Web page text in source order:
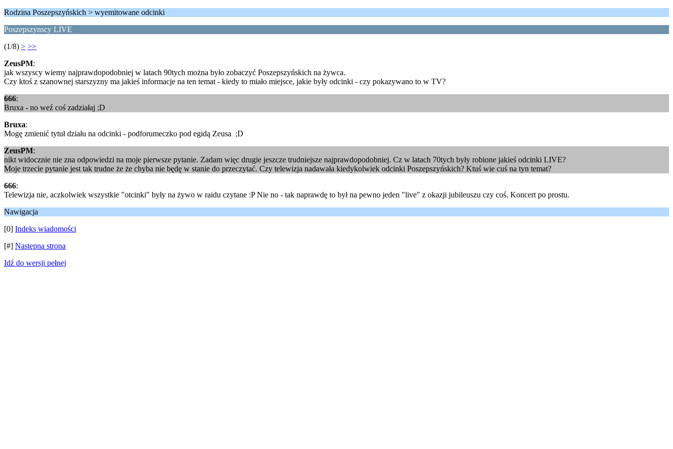
Rodzina Poszepszyńskich > wyemitowane odcinki
Poszepszynscy LIVE
(1/8) > >>
ZeusPM:
jak wszyscy wiemy najprawdopodobniej w latach 90tych można było zobaczyć Poszepszyńskich na żywca.
Czy ktoś z szanownej starszyzny ma jakieś informacje na ten temat - kiedy to miało miejsce, jakie były odcinki - czy pokazywano to w TV?
666:
Bruxa - no weź coś zadziałaj ;D
Bruxa:
Mogę zmienić tytuł działu na odcinki - podforumeczko pod egidą Zeusa ;D
ZeusPM:
nikt widocznie nie zna odpowiedzi na moje pierwsze pytanie. Zadam więc drugie jeszcze trudniejsze najprawdopodobniej. Cz w latach 70tych były robione jakieś odcinki LIVE?
Moje trzecie pytanie jest tak trudne że że chyba nie będę w stanie do przeczytać. Czy telewizja nadawała kiedykolwiek odcinki Poszepszyńskich? Ktuś wie cuś na tyn temat?
666:
Telewizja nie, aczkolwiek wszystkie "otcinki" były na żywo w raidu czytane :P Nie no - tak naprawdę to był na pewno jeden "live" z okazji jubileuszu czy coś. Koncert po prostu.
Nawigacja
[0] Indeks wiadomości
[#] Następna strona
Idź do wersji pełnej